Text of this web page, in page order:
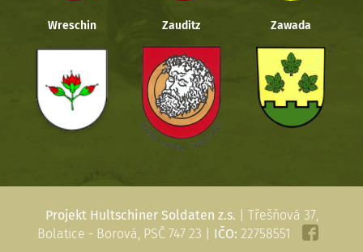
Wreschin Zauditz Zawada
Projekt Hultschiner Soldaten z.s. | Třešňová 37,
Bolatice - Borová, PSČ 747 23 | IČO: 22758551